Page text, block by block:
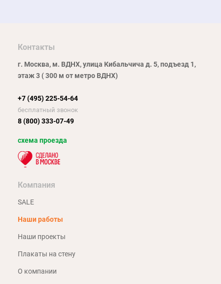
Контакты
г. Москва, м. ВДНХ, улица Кибальчича д. 5, подъезд 1,
этаж 3 ( 300 м от метро ВДНХ)
+7 (495) 225-54-64
бесплатный звонок
8 (800) 333-07-49
схема проезда
Компания
SALE
Наши работы
Наши проекты
Плакаты на стену
О компании